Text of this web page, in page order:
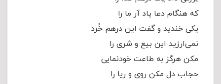
که هنگام دعا یاد آر ما را
یکى خندید و گفت این درهم خُرد
نمى‌ارزید این بیع و شرى‌ را
مکن هرگز به طاعت خودنمایى‌
حجاب دل مکن روى و ریا را